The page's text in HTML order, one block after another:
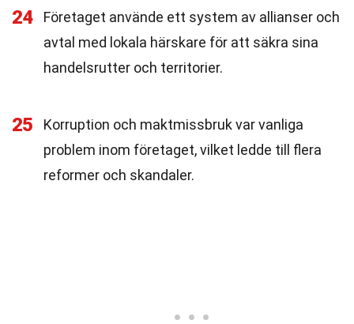
24
Företaget använde ett system av allianser och
avtal med lokala härskare för att säkra sina
handelsrutter och territorier.
25
Korruption och maktmissbruk var vanliga
problem inom företaget, vilket ledde till flera
reformer och skandaler.